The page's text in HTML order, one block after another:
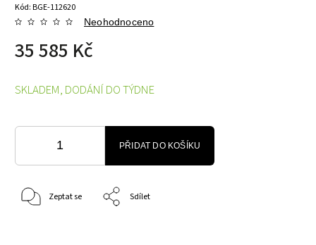
Kód:BGE-112620
Neohodnoceno
35 585 Kč
SKLADEM, DODÁNÍ DO TÝDNE
PŘIDAT DO KOŠÍKU
Zeptat se Sdílet